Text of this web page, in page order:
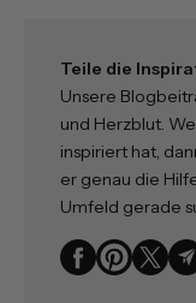
Teile die
Unsere
und Herzblut.
inspiriert hat,
er genau die
Umfeld gerade